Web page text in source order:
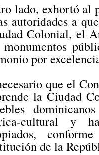
lado, exhortó al
autoridades a
Colonial, el
por
que el
la Ciudad
cultural y
de la